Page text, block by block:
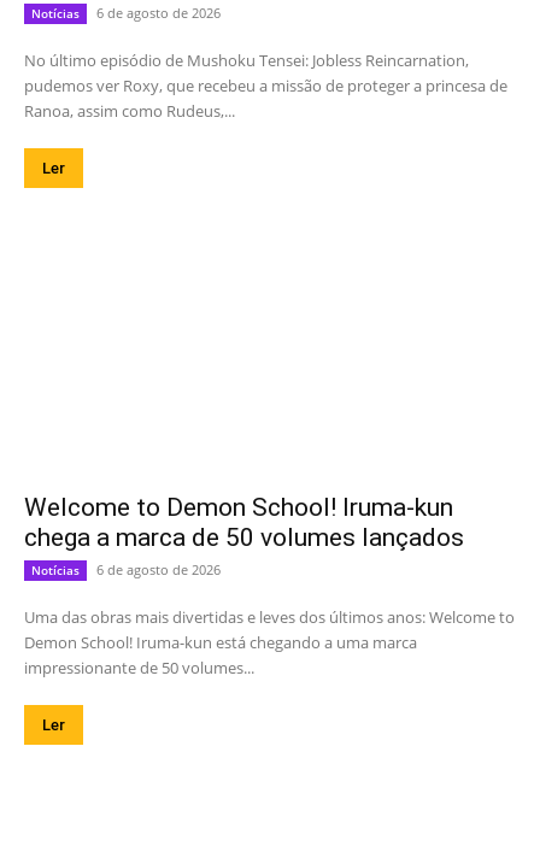
Notícias 6 de agosto de 2026
No último episódio de Mushoku Tensei: Jobless Reincarnation,
pudemos ver Roxy, que recebeu a missão de proteger a princesa de
Ranoa, assim como Rudeus,...
Ler
Welcome to Demon School! Iruma-kun
chega a marca de 50 volumes lançados
Notícias 6 de agosto de 2026
Uma das obras mais divertidas e leves dos últimos anos: Welcome to
Demon School! Iruma-kun está chegando a uma marca
impressionante de 50 volumes...
Ler